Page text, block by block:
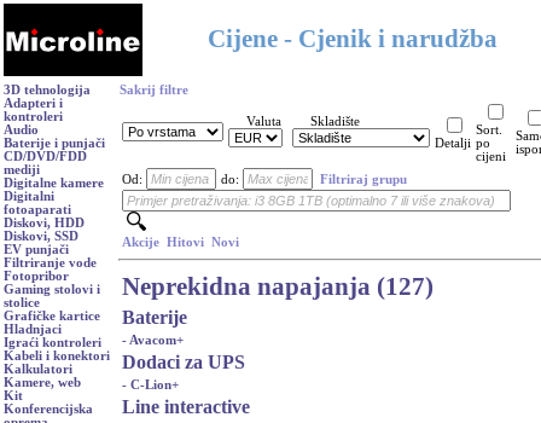
Cijene - Cjenik i narudžba
3D tehnologija
Adapteri i
kontroleri
Audio
Baterije i punjači
CD/DVD/FDD
mediji
Digitalne kamere
Digitalni
fotoaparati
Diskovi, HDD
Diskovi, SSD
EV punjači
Filtriranje vode
Fotopribor
Gaming stolovi i
stolice
Grafičke kartice
Hladnjaci
Igraći kontroleri
Kabeli i konektori
Kalkulatori
Kamere, web
Kit
Konferencijska
Sakrij filtre
Valuta
Skladište
Detalji
Sort.
po
cijeni
Od: do: Filtriraj grupu
Akcije Hitovi Novi
Neprekidna napajanja (127)
Baterije
- Avacom+
Dodaci za UPS
- C-Lion+
Line interactive